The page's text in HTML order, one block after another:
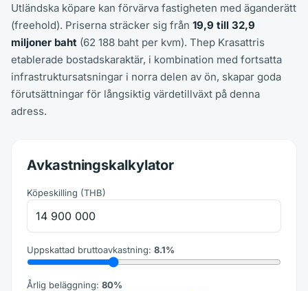
Utländska köpare kan förvärva fastigheten med äganderätt
(freehold). Priserna sträcker sig från 19,9 till 32,9
miljoner baht (62 188 baht per kvm). Thep Krasattris
etablerade bostadskaraktär, i kombination med fortsatta
infrastruktursatsningar i norra delen av ön, skapar goda
förutsättningar för långsiktig värdetillväxt på denna
adress.
Avkastningskalkylator
Köpeskilling (THB)
Uppskattad bruttoavkastning: 8.1%
Årlig beläggning: 80%